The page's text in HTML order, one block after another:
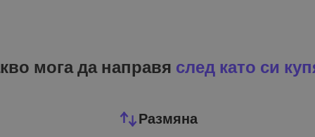
мога да направя след като си
Размяна